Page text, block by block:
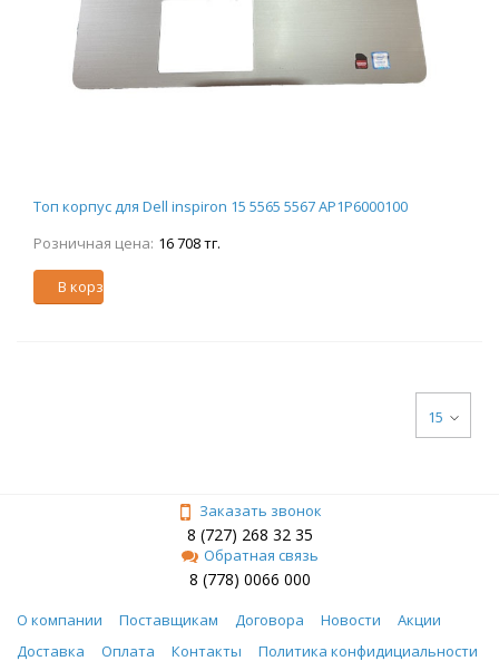
Топ корпус для Dell inspiron 15 5565 5567 AP1P6000100
Розничная цена: 16 708 тг.
В корзину
15
Заказать звонок
8 (727) 268 32 35
Обратная связь
8 (778) 0066 000
О компании Поставщикам Договора Новости
Акции
Доставка
Оплата Контакты Политика конфидициальности